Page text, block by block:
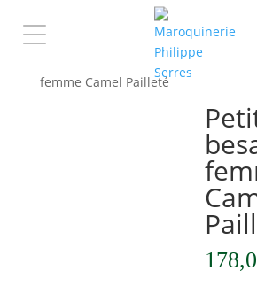
C'est la rentrée !/ Petite
femme Camel Pailleté